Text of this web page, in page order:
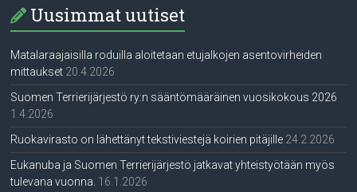
Uusimmat uutiset
Matalaraajaisilla roduilla aloitetaan etujalkojen asentovirheiden
mittaukset 20.4.2026
Suomen Terrierijärjestö ry:n sääntömääräinen vuosikokous 2026
1.4.2026
Ruokavirasto on lähettänyt tekstiviestejä koirien pitäjille 24.2.2026
Eukanuba ja Suomen Terrierijärjestö jatkavat yhteistyötään myös
tulevana vuonna. 16.1.2026